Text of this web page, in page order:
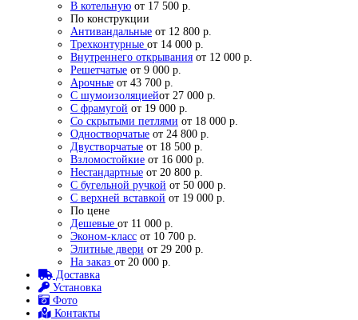
В котельную от 17 500 р.
По конструкции
Антивандальные от 12 800 р.
Трехконтурные от 14 000 р.
Внутреннего открывания от 12 000 р.
Решетчатые от 9 000 р.
Арочные от 43 700 р.
С шумоизоляциейот 27 000 р.
С фрамугой от 19 000 р.
Со скрытыми петлями от 18 000 р.
Одностворчатые от 24 800 р.
Двустворчатые от 18 500 р.
Взломостойкие от 16 000 р.
Нестандартные от 20 800 р.
С бугельной ручкой от 50 000 р.
С верхней вставкой от 19 000 р.
По цене
Дешевые от 11 000 р.
Эконом-класс от 10 700 р.
Элитные двери от 29 200 р.
На заказ от 20 000 р.
Доставка
Установка
Фото
Контакты